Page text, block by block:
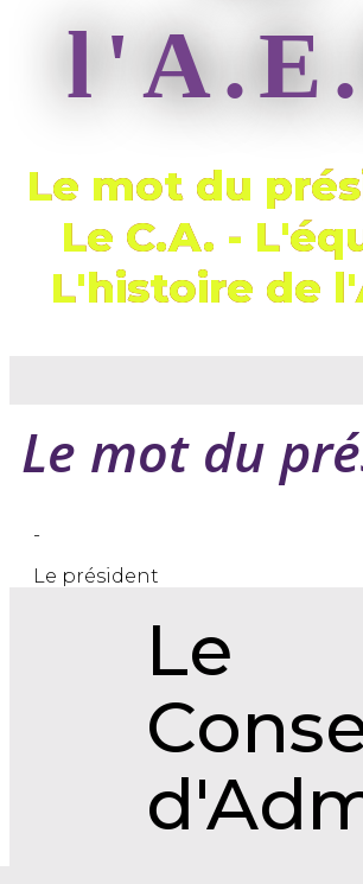
Le mot du
Le C.A. -
L'histoire de
Le mot du
-
Le président
Le